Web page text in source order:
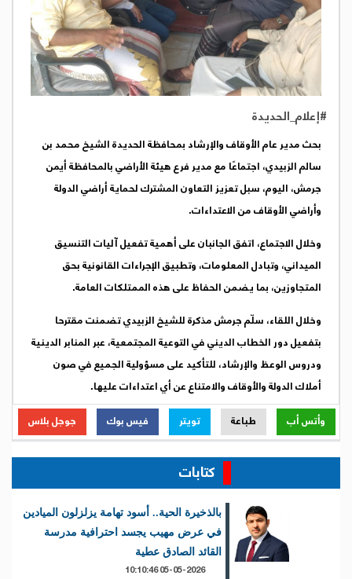
#إعلام_الحديدة
بحث مدير عام الأوقاف والإرشاد بمحافظة الحديدة الشيخ محمد بن
سالم الزبيدي، اجتماعًا مع مدير فرع هيئة الأراضي بالمحافظة أيمن
جرمش، اليوم، سبل تعزيز التعاون المشترك لحماية أراضي الدولة
وأراضي الأوقاف من الاعتداءات.
وخلال الاجتماع، اتفق الجانبان على أهمية تفعيل آليات التنسيق
الميداني، وتبادل المعلومات، وتطبيق الإجراءات القانونية بحق
المتجاوزين، بما يضمن الحفاظ على هذه الممتلكات العامة.
وخلال اللقاء، سلّم جرمش مذكرة للشيخ الزبيدي تضمنت مقترحا
بتفعيل دور الخطاب الديني في التوعية المجتمعية، عبر المنابر الدينية
ودروس الوعظ والإرشاد، للتأكيد على مسؤولية الجميع في صون
أملاك الدولة والأوقاف والامتناع عن أي اعتداءات عليها.
وأتس أب
طباعة تويتر فيس بوك جوجل بلاس
كتابات
بالذخيرة الحية.. أسود تهامة يزلزلون الميادين
في عرض مهيب يجسد احترافية مدرسة
القائد الصادق عطية
05-05-2026 10:10:46